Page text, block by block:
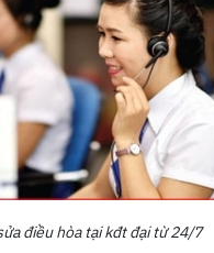
điều hòa tại kđt đại từ 24/7